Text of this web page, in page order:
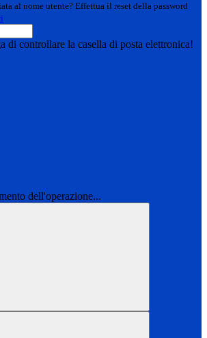
al nome utente? Effettua il reset della password
di controllare la casella di posta elettronica!
dell'operazione...